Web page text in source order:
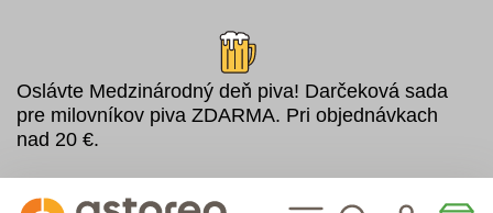
Oslávte Medzinárodný deň piva! Darčeková sada
pre milovníkov piva ZDARMA. Pri objednávkach
nad 20 €.